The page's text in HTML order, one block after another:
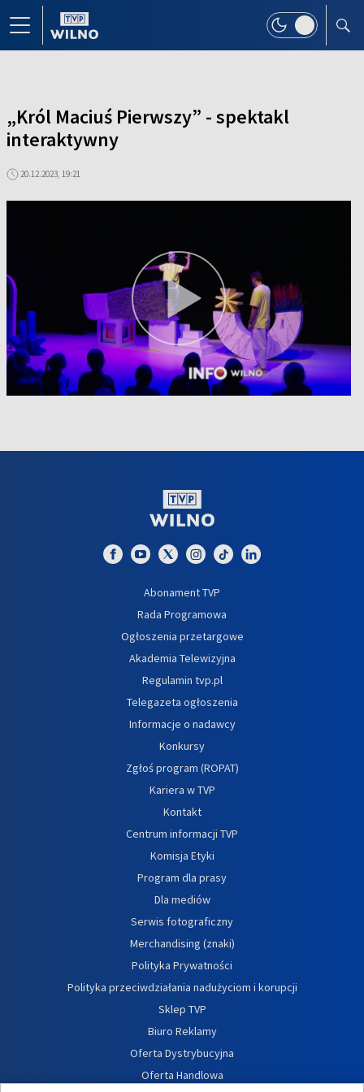
„Król Maciuś Pierwszy” - spektakl
interaktywny
20.12.2023, 19:21
Abonament TVP
Rada Programowa
Ogłoszenia przetargowe
Akademia Telewizyjna
Regulamin tvp.pl
Telegazeta ogłoszenia
Informacje o nadawcy
Konkursy
Zgłoś program (ROPAT)
Kariera w TVP
Kontakt
Centrum informacji TVP
Komisja Etyki
Program dla prasy
Dla mediów
Serwis fotograficzny
Merchandising (znaki)
Polityka Prywatności
Polityka przeciwdziałania nadużyciom i korupcji
Sklep TVP
Biuro Reklamy
Oferta Dystrybucyjna
Oferta Handlowa